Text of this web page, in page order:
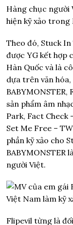
Hàng chục
hiện kỹ xảo trong
Theo đó, Stuck
được YG kết hợp
Hàn Quốc và là
dựa trên văn
sản phẩm âm
Park, Fact Check
Set Me Free –
phần kỹ xảo cho
BABYMONSTER
người Việt.
Flipevil từng là